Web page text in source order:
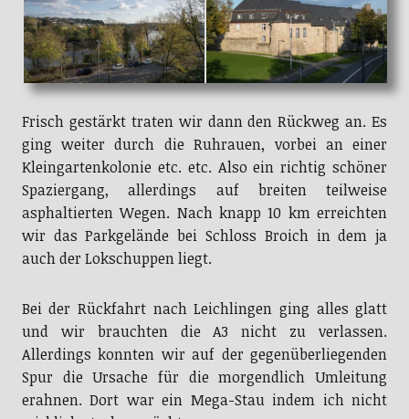
Frisch gestärkt traten wir dann den Rückweg an. Es
ging weiter durch die Ruhrauen, vorbei an einer
Kleingartenkolonie etc. etc. Also ein richtig schöner
Spaziergang, allerdings auf breiten teilweise
asphaltierten Wegen. Nach knapp 10 km erreichten
wir das Parkgelände bei Schloss Broich in dem ja
auch der Lokschuppen liegt.
Bei der Rückfahrt nach Leichlingen ging alles glatt
und wir brauchten die A3 nicht zu verlassen.
Allerdings konnten wir auf der gegenüberliegenden
Spur die Ursache für die morgendlich Umleitung
erahnen. Dort war ein Mega-Stau indem ich nicht